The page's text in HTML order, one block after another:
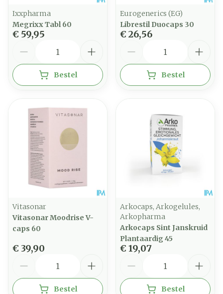
Ixxpharma
Megrixx Tabl 60
€ 59,95
Bestel
Eurogenerics (EG)
Librestil Duocaps 30
€ 26,56
Bestel
Vitasonar
Vitasonar Moodrise V-
caps 60
€ 39,90
Bestel
Arkocaps, Arkogelules,
Arkopharma
Arkocaps Sint Janskruid
Plantaardig 45
€ 19,07
Bestel